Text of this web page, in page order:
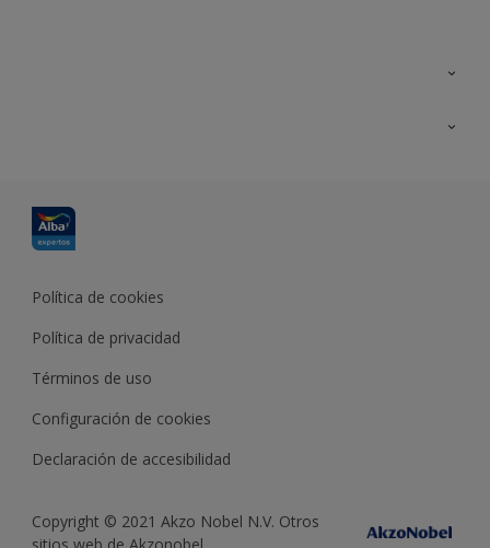
Política de cookies
Política de privacidad
Términos de uso
Configuración de cookies
Declaración de accesibilidad
Copyright © 2021 Akzo Nobel N.V. Otros
sitios web de Akzonobel